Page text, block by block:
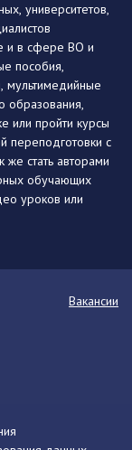
университетов,
и в сфере ВО и
пособия,
мультимедийные
образования,
или пройти курсы
переподготовки с
же стать авторами
обучающих
уроков или
Вакансии